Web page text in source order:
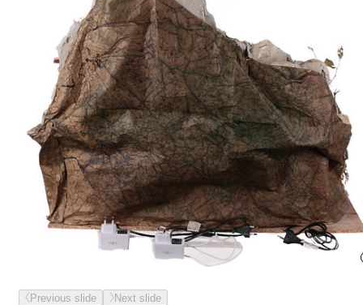
Previous slide Next slide